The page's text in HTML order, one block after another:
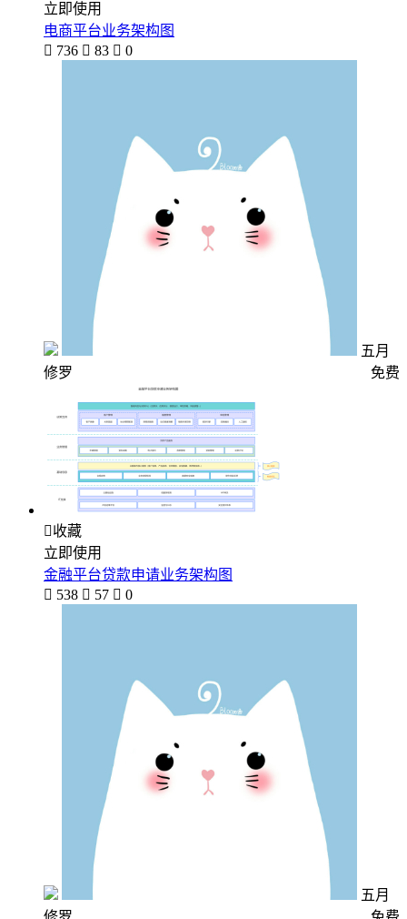
立即使用
电商平台业务架构图
 736  83  0
五月
修罗
免费
收藏
立即使用
金融平台贷款申请业务架构图
 538  57  0
五月